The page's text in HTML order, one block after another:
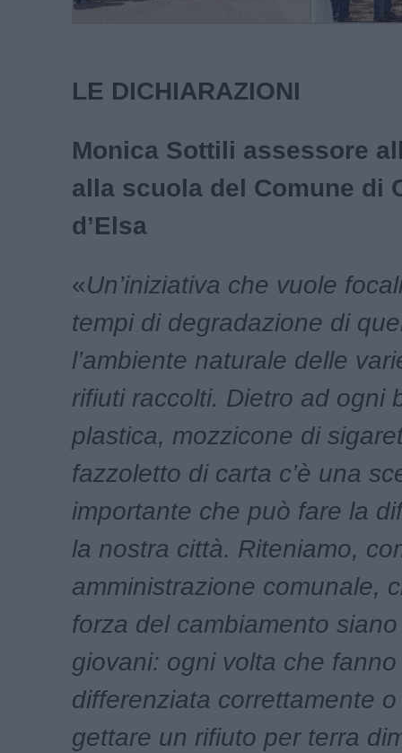
LE DICHIARAZIONI
Monica Sottili assessore
alla scuola del Comune di
d’Elsa
«Un’iniziativa che vuole
tempi di degradazione di
l’ambiente naturale delle
rifiuti raccolti. Dietro ad ogni
plastica, mozzicone di
fazzoletto di carta c’è una
importante che può fare la
la nostra città. Riteniamo,
amministrazione comunale,
forza del cambiamento
giovani: ogni volta che
differenziata correttamente
gettare un rifiuto per terra